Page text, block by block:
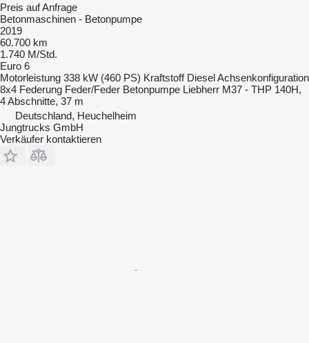
Preis auf Anfrage
Betonmaschinen - Betonpumpe
2019
60.700 km
1.740 M/Std.
Euro 6
Motorleistung 338 kW (460 PS) Kraftstoff DieselAchsenkonfiguration
8x4 Federung Feder/Feder Betonpumpe Liebherr M37 - THP 140H,
4 Abschnitte, 37 m
Deutschland, Heuchelheim
Jungtrucks GmbH
Verkäufer kontaktieren